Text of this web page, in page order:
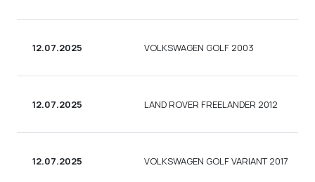
12.07.2025 VOLKSWAGEN GOLF 2003
12.07.2025 LAND ROVER FREELANDER 2012
12.07.2025 VOLKSWAGEN GOLF VARIANT 2017